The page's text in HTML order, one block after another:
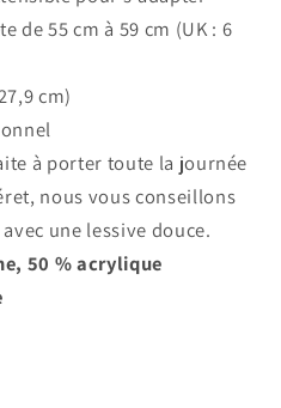
de 55 cm à 59 cm (UK : 6
cm)
à porter toute la journée
nous vous conseillons
une lessive douce.
50 % acrylique